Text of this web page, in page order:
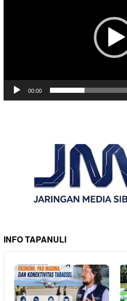
00:00
INFO TAPANULI